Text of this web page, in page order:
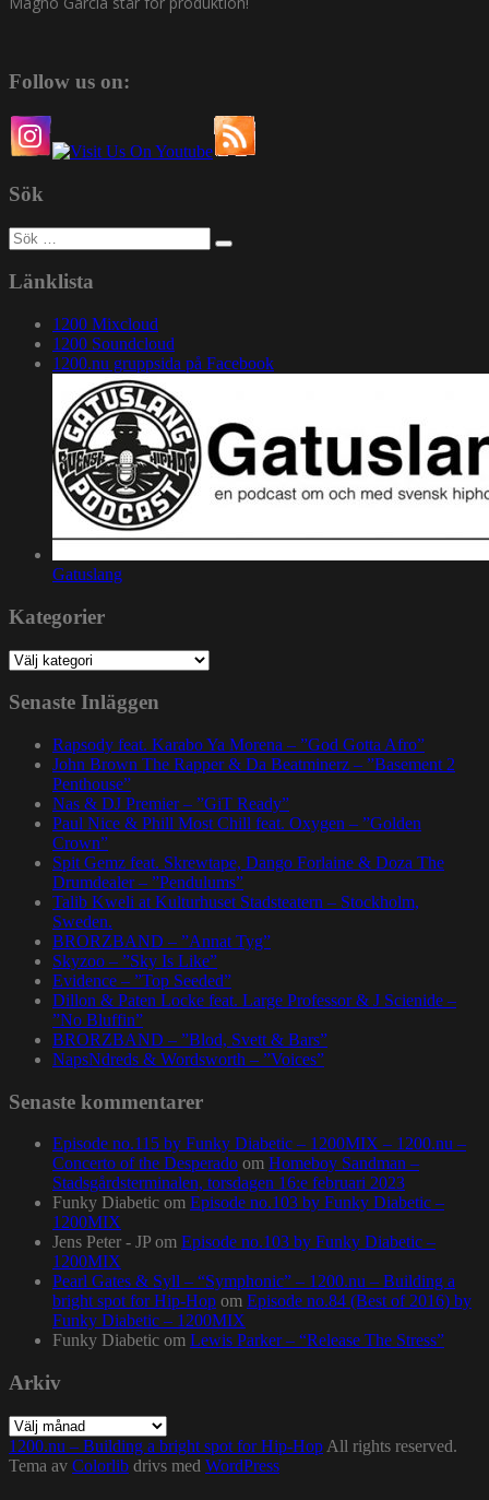
Follow us on:
Sök
Sök
efter:
Länklista
1200 Mixcloud
1200 Soundcloud
1200.nu gruppsida på Facebook
Gatuslang
Kategorier
Kategorier
Senaste Inläggen
Rapsody feat. Karabo Ya Morena – ”God Gotta Afro”
John Brown The Rapper & Da Beatminerz – ”Basement 2
Penthouse”
Nas & DJ Premier – ”GiT Ready”
Paul Nice & Phill Most Chill feat. Oxygen – ”Golden
Crown”
Spit Gemz feat. Skrewtape, Dango Forlaine & Doza The
Drumdealer – ”Pendulums”
Talib Kweli at Kulturhuset Stadsteatern – Stockholm,
Sweden.
BRORZBAND – ”Annat Tyg”
Skyzoo – ”Sky Is Like”
Evidence – ”Top Seeded”
Dillon & Paten Locke feat. Large Professor & J Scienide –
”No Bluffin”
BRORZBAND – ”Blod, Svett & Bars”
NapsNdreds & Wordsworth – ”Voices”
Senaste kommentarer
Episode no.115 by Funky Diabetic – 1200MIX – 1200.nu –
Concerto of the Desperado om Homeboy Sandman –
Stadsgårdsterminalen, torsdagen 16:e februari 2023
Funky Diabetic om Episode no.103 by Funky Diabetic –
1200MIX
Jens Peter - JP om Episode no.103 by Funky Diabetic –
1200MIX
Pearl Gates & Syll – “Symphonic” – 1200.nu – Building a
bright spot for Hip-Hop om Episode no.84 (Best of 2016) by
Funky Diabetic – 1200MIX
Funky Diabetic om Lewis Parker – “Release The Stress”
Arkiv
Arkiv
1200.nu – Building a bright spot for Hip-Hop All rights reserved.
Tema av Colorlib drivs med WordPress